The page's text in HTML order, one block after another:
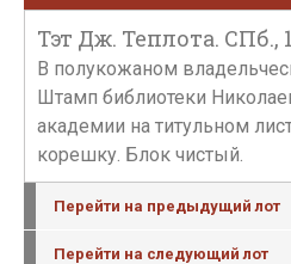
Тэт Дж. Теплота. СПб.,
В полукожаном
Штамп библиотеки
академии на титульном
корешку. Блок чистый.
Перейти на предыдущий лот
Перейти на следующий лот